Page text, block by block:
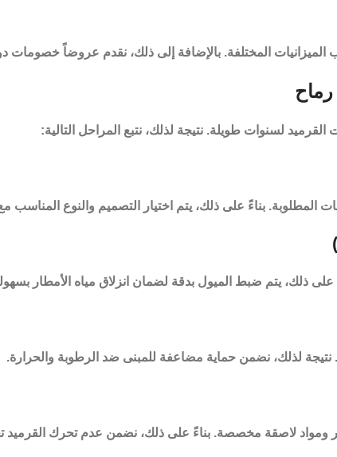
الميزانيات المختلفة. بالإضافة إلى ذلك، نقدم عروضاً خصومات
لسنوات طويلة. نتيجة لذلك، نتبع المراحل التالية:
المطلوبة. بناءً على ذلك، يتم اختيار التصميم والنوع المناسب
ذلك، يتم ضبط الميول بدقة لضمان انزلاق مياه الأمطار
لذلك، نضمن حماية مضاعفة للمبنى ضد الرطوبة والحرارة.
ومواد لاصقة مخصصة. بناءً على ذلك، نضمن عدم تحرك